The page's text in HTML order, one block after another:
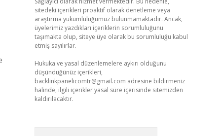
sitedeki içerikleri proaktif olarak denetleme veya
araştırma yükümlülüğümüz bulunmamaktadır. Ancak,
üyelerimiz yazdıkları içeriklerin sorumluluğunu
taşımakta olup, siteye üye olarak bu sorumluluğu kabul
etmiş sayılırlar.
Hukuka ve yasal düzenlemelere aykırı olduğunu
düşündüğünüz içerikleri,
backlinkpanelicomtr@gmail.com adresine bildirmeniz
halinde, ilgili içerikler yasal süre içerisinde sitemizden
kaldırılacaktır.